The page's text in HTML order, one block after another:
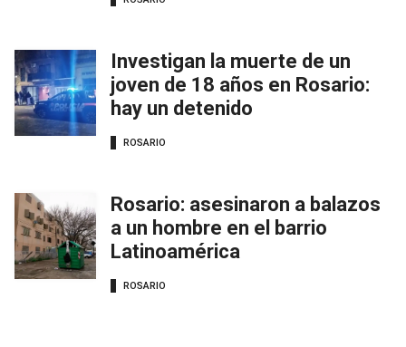
Investigan la muerte de un
joven de 18 años en Rosario:
hay un detenido
ROSARIO
Rosario: asesinaron a balazos
a un hombre en el barrio
Latinoamérica
ROSARIO